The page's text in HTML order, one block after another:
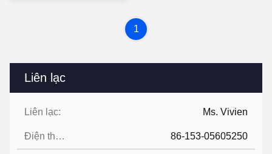
Liên lạc
Liên lạc: Ms. Vivien
Điện thoại: 86-153-05605250
1